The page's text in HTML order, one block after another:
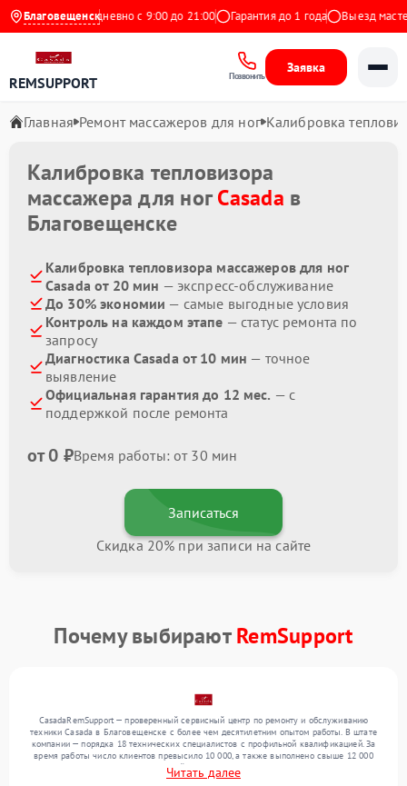
Благовещенск
Яндекс Ежедневно с 9:00 до 21:00 Гарантия до 1 года Выезд
REMSUPPORT Позвонить
Заявка
Главная Ремонт массажеров для ног Калибровка
Калибровка тепловизора
массажера для ногCasada в
Благовещенске
Калибровка тепловизора массажеров для ног
Casada от 20 мин — экспресс-обслуживание
До 30% экономии — самые выгодные условия
Контроль на каждом этапе — статус ремонта по
запросу
Диагностика Casada от 10 мин — точное
выявление
Официальная гарантия до 12 мес. — с
поддержкой после ремонта
от 0 ₽Время работы: от 30 мин
Записаться
Скидка 20% при записи на сайте
Почему выбираютRemSupport
CasadaRemSupport — проверенный сервисный центр по ремонту и обслуживанию
техники Casada в Благовещенске с более чем десятилетним опытом работы. В штате
компании — порядка 18 технических специалистов с профильной квалификацией. За
время работы число клиентов превысило 10 000, а также выполнено свыше 12 000
ремонтов. Ежемесячно в сервисный центр поступает свыше 300 единиц техники,
включая , , . Мы работаем с широким спектром неисправностей и обеспечиваем
Читать далее